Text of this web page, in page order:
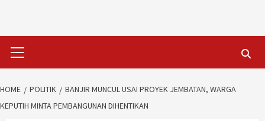
Menu
HOME POLITIK
BANJIR MUNCUL USAI PROYEK JEMBATAN, WARGA
KEPUTIH MINTA PEMBANGUNAN DIHENTIKAN